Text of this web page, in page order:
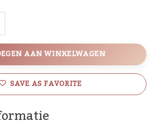
AAN WINKELWAGEN
SAVE AS FAVORITE